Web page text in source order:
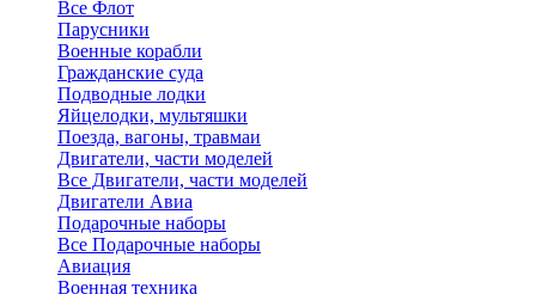
Все Флот
Парусники
Военные корабли
Гражданские суда
Подводные лодки
Яйцелодки, мультяшки
Поезда, вагоны, травмаи
Двигатели, части моделей
Все Двигатели, части моделей
Двигатели Авиа
Подарочные наборы
Все Подарочные наборы
Авиация
Военная техника